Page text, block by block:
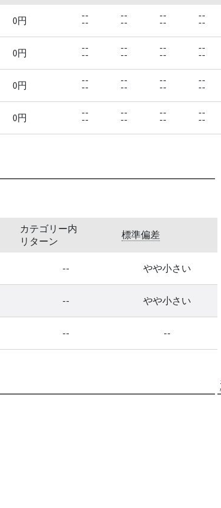
0円 --
--
--
--
--
--
--
--
0円 --
--
--
--
--
--
--
--
0円 --
--
--
--
--
--
--
--
0円 --
--
--
--
--
--
--
--
カテゴリー内
リターン
標準偏差
-- やや小さい
-- やや小さい
-- --